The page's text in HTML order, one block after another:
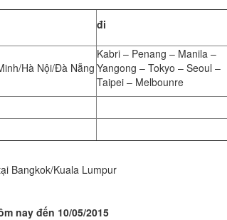
đi
Hà Nội/Đà Nẵng
Kabri – Penang – Manila –
Yangong – Tokyo – Seoul –
Taipei – Melbounre
Bangkok/Kuala Lumpur
nay đến 10/05/2015